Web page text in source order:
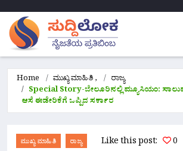
Home ಮುಖ್ಯ ಮಾಹಿತಿ,
ರಾಜ್ಯ
Special Story-ಬೇಲೂರಿನಲ್ಲಿ ಮ್ಯೂಸಿಯಂ:
ಆಸೆ ಈಡೇರಿಕೆಗೆ ಒಪ್ಪಿದ ಸರ್ಕಾರ
ಮುಖ್ಯ ಮಾಹಿತಿ ರಾಜ್ಯ Like this post: 0